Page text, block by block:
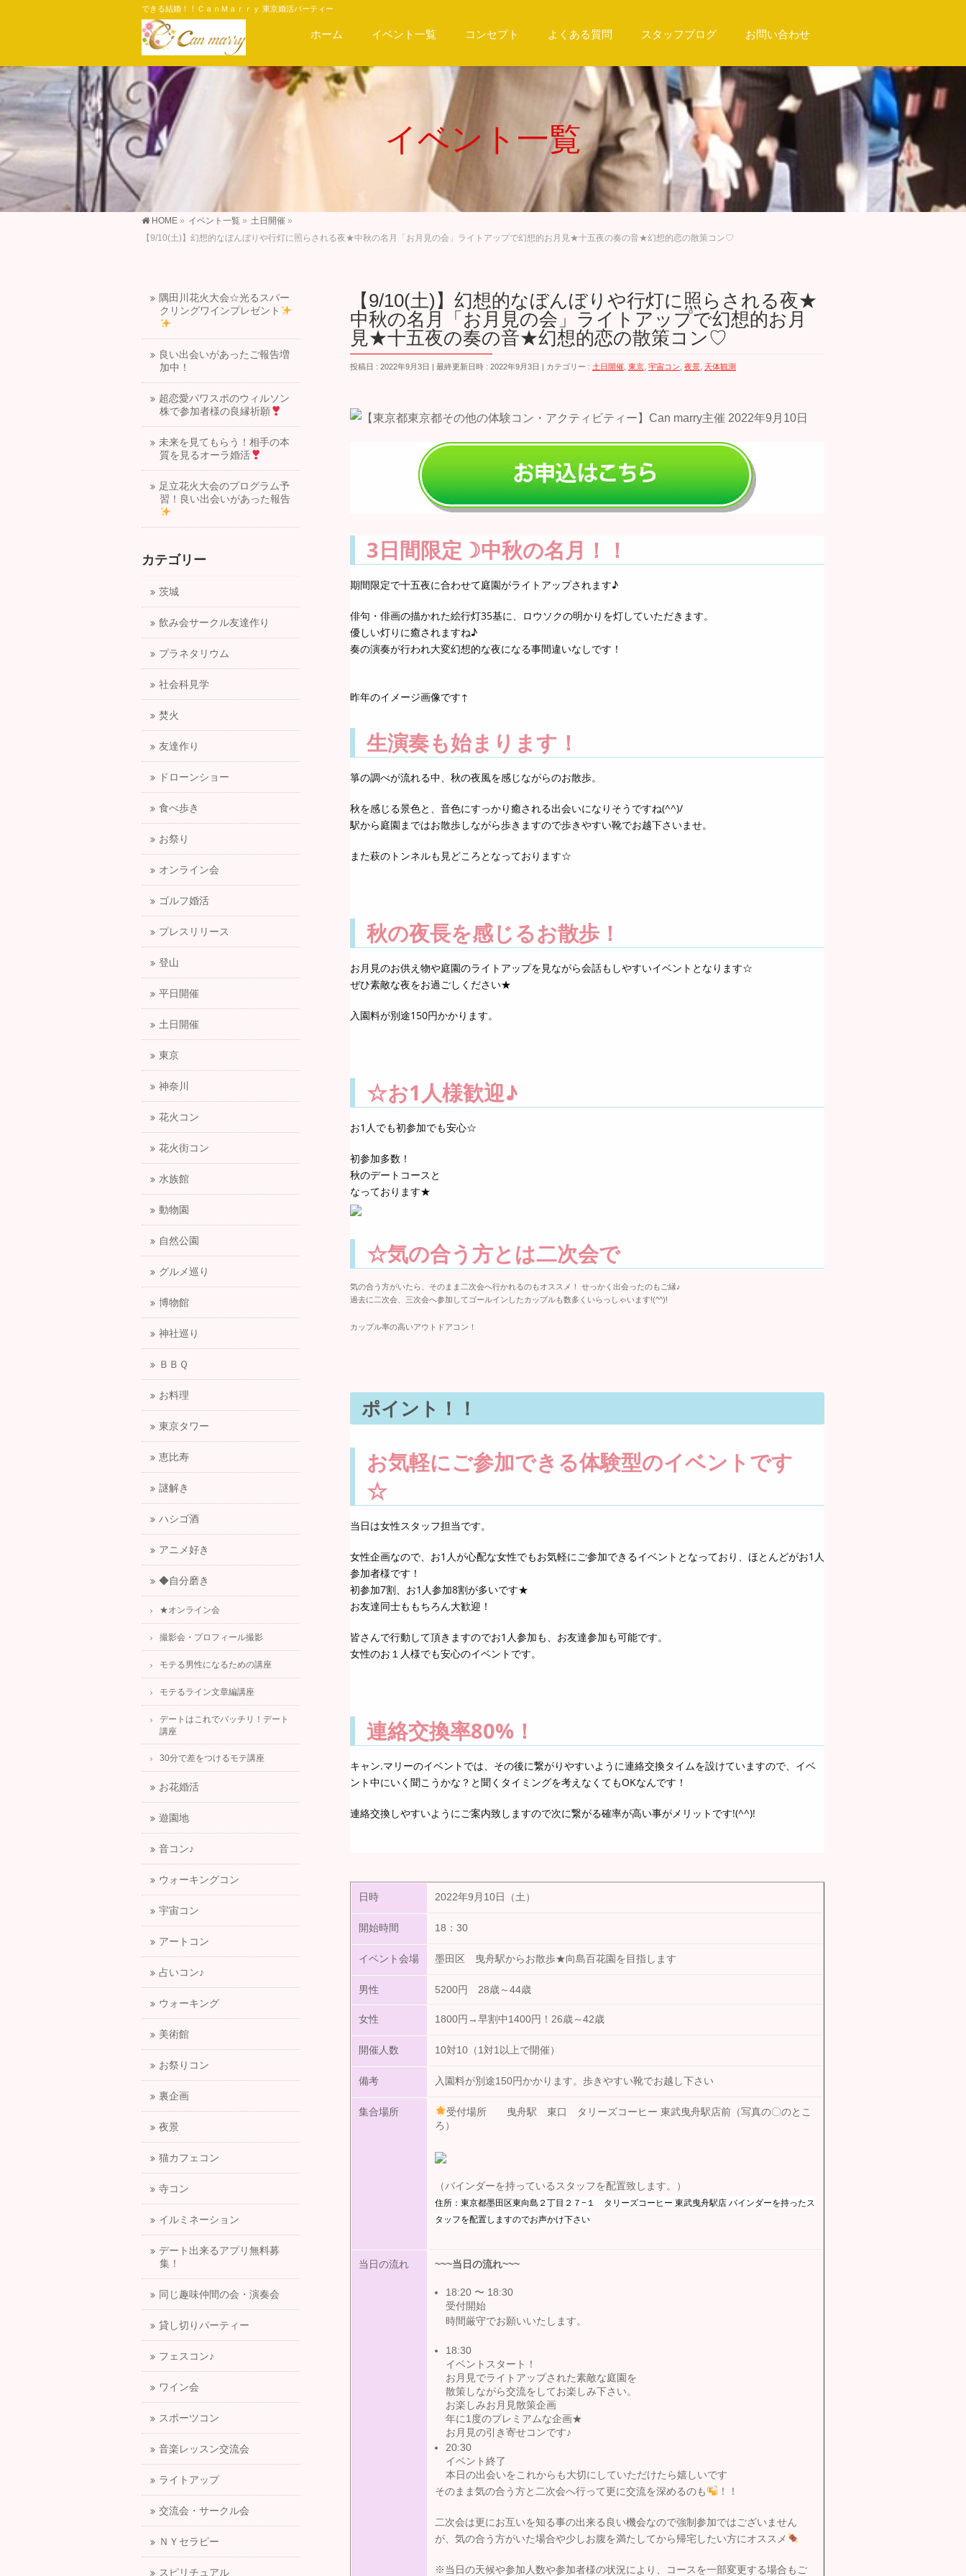
できる結婚！！ＣａｎＭａｒｒｙ 東京婚活パーティー
ホーム イベント一覧 コンセプト よくある質問 スタッフブログ お問い合わせ
イベント一覧
HOME » イベント一覧 » 土日開催 »
【9/10(土)】幻想的なぼんぼりや行灯に照らされる夜★中秋の名月「お月見の会」ライトアップで幻想的お月見★十五夜の奏の音★幻想的恋の散策コン♡
【9/10(土)】幻想的なぼんぼりや行灯に照らされる夜★
中秋の名月「お月見の会」ライトアップで幻想的お月
見★十五夜の奏の音★幻想的恋の散策コン♡
投稿日 : 2022年9月3日 最終更新日時 : 2022年9月3日 カテゴリー : 土日開催 東京 宇宙コン 夜景 天体観測
3日間限定☽中秋の名月！！
期間限定で十五夜に合わせて庭園がライトアップされます♪
俳句・俳画の描かれた絵行灯35基に、ロウソクの明かりを灯していただきます。
優しい灯りに癒されますね♪
奏の演奏が行われ大変幻想的な夜になる事間違いなしです！
昨年のイメージ画像です↑
生演奏も始まります！
箏の調べが流れる中、秋の夜風を感じながらのお散歩。
秋を感じる景色と、音色にすっかり癒される出会いになりそうですね(^^)/
駅から庭園まではお散歩しながら歩きますので歩きやすい靴でお越下さいませ。
また萩のトンネルも見どころとなっております☆
秋の夜長を感じるお散歩！
お月見のお供え物や庭園のライトアップを見ながら会話もしやすいイベントとなります☆
ぜひ素敵な夜をお過ごしください★
入園料が別途150円かかります。
☆お1人様歓迎♪
お1人でも初参加でも安心☆
初参加多数！
秋のデートコースと
なっております★
☆気の合う方とは二次会で
気の合う方がいたら、そのまま二次会へ行かれるのもオススメ！ せっかく出会ったのもご縁♪
過去に二次会、三次会へ参加してゴールインしたカップルも数多くいらっしゃいます!(^^)!
カップル率の高いアウトドアコン！
ポイント！！
お気軽にご参加できる体験型のイベントです
☆
当日は女性スタッフ担当です。
女性企画なので、お1人が心配な女性でもお気軽にご参加できるイベントとなっており、ほとんどがお1人
参加者様です！
初参加7割、お1人参加8割が多いです★
お友達同士ももちろん大歓迎！
皆さんで行動して頂きますのでお1人参加も、お友達参加も可能です。
女性のお１人様でも安心のイベントです。
連絡交換率80%！
キャン.マリーのイベントでは、その後に繋がりやすいように連絡交換タイムを設けていますので、イベ
ント中にいく聞こうかな？と聞くタイミングを考えなくてもOKなんです！
連絡交換しやすいようにご案内致しますので次に繋がる確率が高い事がメリットです!(^^)!
日時 2022年9月10日（土）
開始時間 18：30
イベント会場 墨田区 曳舟駅からお散歩★向島百花園を目指します
男性 5200円 28歳～44歳
女性 1800円→早割中1400円！26歳～42歳
開催人数 10対10（1対1以上で開催）
備考 入園料が別途150円かかります。歩きやすい靴でお越し下さい
集合場所
受付場所 曳舟駅 東口 タリーズコーヒー 東武曳舟駅店前（写真の〇のとこ
ろ）
（バインダーを持っているスタッフを配置致します。）
住所：東京都墨田区東向島２丁目２７−１ タリーズコーヒー 東武曳舟駅店 バインダーを持ったス
タッフを配置しますのでお声かけ下さい
当日の流れ ~~~当日の流れ~~~
18:20 〜 18:30
受付開始
時間厳守でお願いいたします。
18:30
イベントスタート！
お月見でライトアップされた素敵な庭園を
散策しながら交流をしてお楽しみ下さい。
お楽しみお月見散策企画
年に1度のプレミアムな企画★
お月見の引き寄せコンです♪
20:30
イベント終了
本日の出会いをこれからも大切にしていただけたら嬉しいです
そのまま気の合う方と二次会へ行って更に交流を深めるのも
！！
二次会は更にお互いを知る事の出来る良い機会なので強制参加ではございません
が、気の合う方がいた場合や少しお腹を満たしてから帰宅したい方にオススメ
※当日の天候や参加人数や参加者様の状況により、コースを一部変更する場合もご
隅田川花火大会☆光るスパー
クリングワインプレゼント
良い出会いがあったご報告増
加中！
超恋愛パワスポのウィルソン
株で参加者様の良縁祈願
未来を見てもらう！相手の本
質を見るオーラ婚活
足立花火大会のプログラム予
習！良い出会いがあった報告
カテゴリー
茨城
飲み会サークル友達作り
プラネタリウム
社会科見学
焚火
友達作り
ドローンショー
食べ歩き
お祭り
オンライン会
ゴルフ婚活
プレスリリース
登山
平日開催
土日開催
東京
神奈川
花火コン
花火街コン
水族館
動物園
自然公園
グルメ巡り
博物館
神社巡り
ＢＢＱ
お料理
東京タワー
恵比寿
謎解き
ハシゴ酒
アニメ好き
◆自分磨き
★オンライン会
撮影会・プロフィール撮影
モテる男性になるための講座
モテるライン文章編講座
デートはこれでバッチリ！デート
講座
30分で差をつけるモテ講座
お花婚活
遊園地
音コン♪
ウォーキングコン
宇宙コン
アートコン
占いコン♪
ウォーキング
美術館
お祭りコン
裏企画
夜景
猫カフェコン
寺コン
イルミネーション
デート出来るアプリ無料募
集！
同じ趣味仲間の会・演奏会
貸し切りパーティー
フェスコン♪
ワイン会
スポーツコン
音楽レッスン交流会
ライトアップ
交流会・サークル会
ＮＹセラピー
スピリチュアル